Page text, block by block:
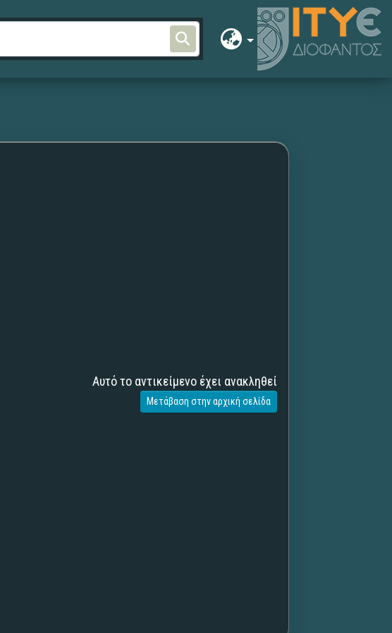
Αυτό το αντικείμενο έχει ανακληθεί
Μετάβαση στην αρχική σελίδα